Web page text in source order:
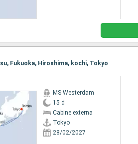
Fukuoka, Hiroshima, kochi, Tokyo
MS Westerdam
15 d
Cabine externa
Tokyo
28/02/2027